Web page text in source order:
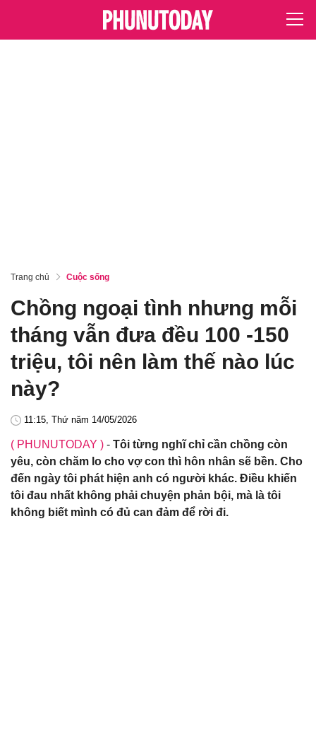
Trang chủ Cuộc sống
Chồng ngoại tình nhưng mỗi
tháng vẫn đưa đều 100 -150
triệu, tôi nên làm thế nào lúc
này?
11:15, Thứ năm 14/05/2026
( PHUNUTODAY ) - Tôi từng nghĩ chỉ cần chồng còn
yêu, còn chăm lo cho vợ con thì hôn nhân sẽ bền. Cho
đến ngày tôi phát hiện anh có người khác. Điều khiến
tôi đau nhất không phải chuyện phản bội, mà là tôi
không biết mình có đủ can đảm để rời đi.